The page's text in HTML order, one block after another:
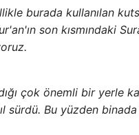
burada kullanılan
son kısmındaki
çok önemli bir yerle
sürdü. Bu yüzden